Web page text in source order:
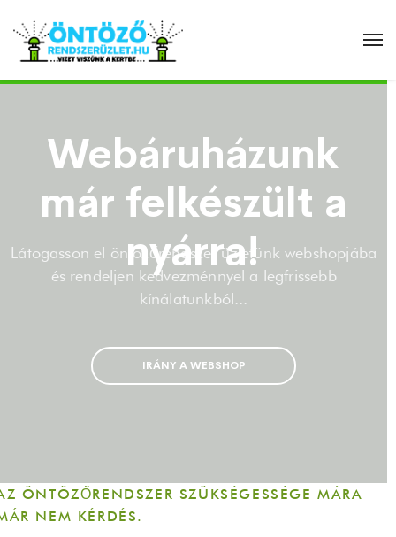
Webáruházunk
már felkészült a
nyárra!
Látogasson el öntözőrendszer üzletünk webshopjába
és rendeljen kedvezménnyel a legfrissebb
kínálatunkból...
IRÁNY A WEBSHOP
ÖNTÖZŐRENDSZER SZÜKSÉGESSÉGE MÁRA
NEM KÉRDÉS.